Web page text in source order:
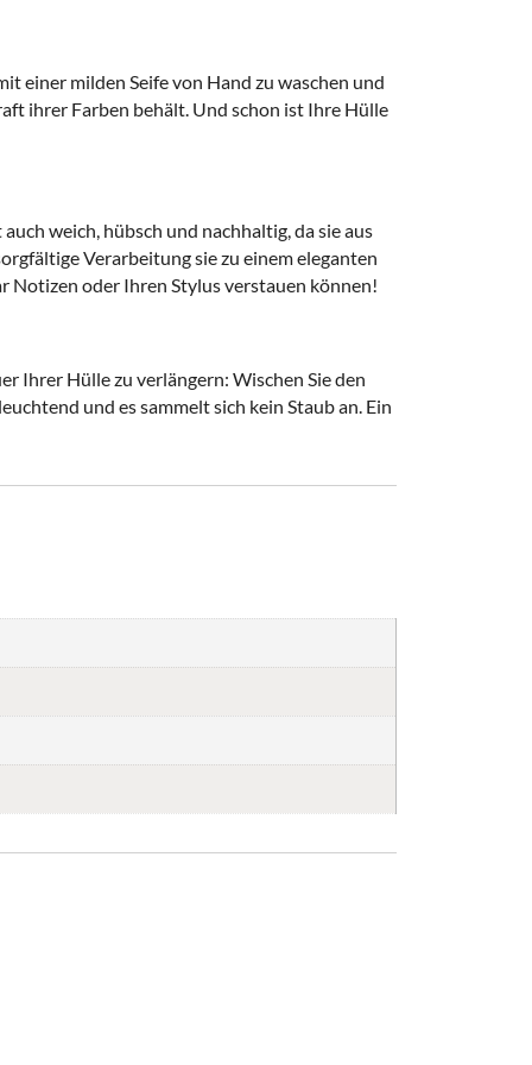
einer milden Seife von Hand zu waschen und
ihrer Farben behält. Und schon ist Ihre Hülle
weich, hübsch und nachhaltig, da sie aus
Verarbeitung sie zu einem eleganten
Notizen oder Ihren Stylus verstauen können!
Ihrer Hülle zu verlängern: Wischen Sie den
und es sammelt sich kein Staub an. Ein